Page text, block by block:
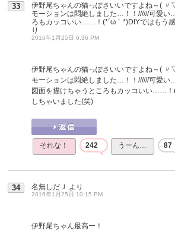
33
伊野尾ちゃんの猫っぽさいいですよね～(
モーションは悶絶しました…！！//////可愛い
ろもカッコいい……！(*´ω｀*)DIYではもう
り
2016年1月25日 6:36 PM
伊野尾ちゃんの猫っぽさいいですよね～(
モーションは悶絶しました…！！//////可愛い
図面を描けちゃうところもカッコいい……！
しちゃいました(笑)
それな！ 242 うーん… 87
34 名無しだＪ より
2016年1月25日 10:15 PM
伊野尾ちゃん最高ー！